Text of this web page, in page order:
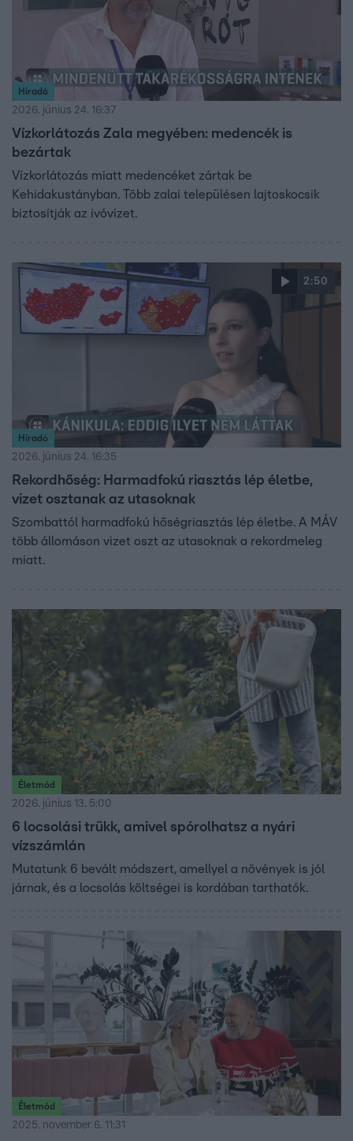
Híradó
2026. június 24. 16:37
Vízkorlátozás Zala megyében: medencék is
bezártak
Vízkorlátozás miatt medencéket zártak be
Kehidakustányban. Több zalai településen lajtoskocsik
biztosítják az ivóvizet.
2:50
Híradó
2026. június 24. 16:35
Rekordhőség: Harmadfokú riasztás lép életbe,
vizet osztanak az utasoknak
Szombattól harmadfokú hőségriasztás lép életbe. A MÁV
több állomáson vizet oszt az utasoknak a rekordmeleg
miatt.
Életmód
2026. június 13. 5:00
6 locsolási trükk, amivel spórolhatsz a nyári
vízszámlán
Mutatunk 6 bevált módszert, amellyel a növények is jól
járnak, és a locsolás költségei is kordában tarthatók.
Életmód
2025. november 6. 11:31